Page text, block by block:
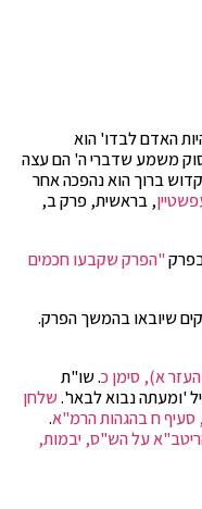
האדם לבדו' הוא
משמע שדברי ה' הם עצה
ברוך הוא נהפכה אחר
, בראשית, פרק ב,
"הפרק שקבעו חכמים
א), סימן כ. שו"ת
'ומעתה נבוא לבאר'.שלחן
סעיף ח בהגהות הרמ"א.
על הש"ס, יבמות,